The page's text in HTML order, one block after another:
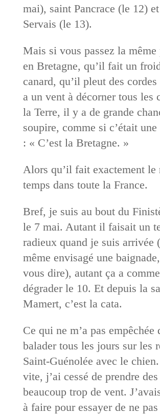
mai), saint Pancrace (le 12)
Servais (le 13).
Mais si vous passez la même
en Bretagne, qu’il fait un
canard, qu’il pleut des
a un vent à décorner tous les
la Terre, il y a de grande
soupire, comme si c’était
: « C’est la Bretagne. »
Alors qu’il fait exactement le
temps dans toute la France.
Bref, je suis au bout du
le 7 mai. Autant il faisait un
radieux quand je suis arrivée
même envisagé une
vous dire), autant ça a
dégrader le 10. Et depuis la
Mamert, c’est la cata.
Ce qui ne m’a pas empêchée
balader tous les jours sur les
Saint-Guénolée avec le
vite, j’ai cessé de prendre
beaucoup trop de vent.
à faire pour essayer de ne pas